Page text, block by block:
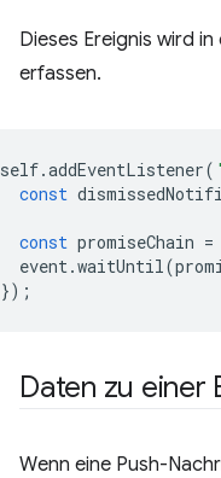
Dieses Ereignis wird
erfassen.
self.addEventListener(
const
const promiseChain =
event.waitUntil(
});
Daten zu einer
Wenn eine Push-